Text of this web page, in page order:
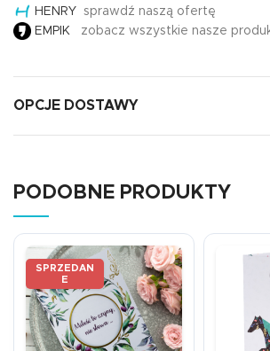
HENRY sprawdź naszą ofertę
EMPIK zobacz wszystkie nasze
OPCJE DOSTAWY
PODOBNE PRODUKTY
SPRZEDAN
E